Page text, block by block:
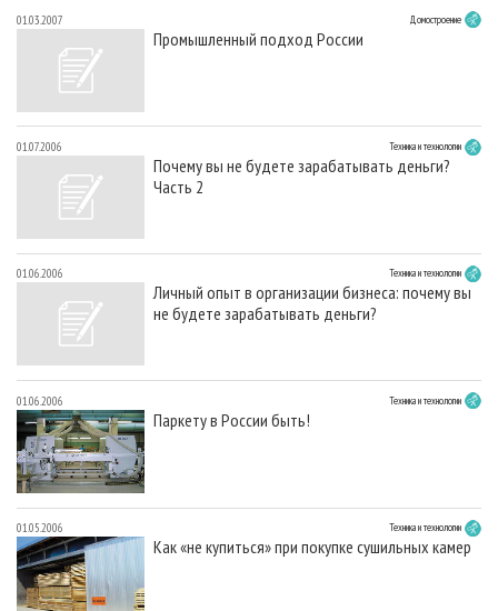
01.03.2007 Домостроение
Промышленный подход России
01.07.2006 Техника и технологии
Почему вы не будете зарабатывать деньги?
Часть 2
01.06.2006 Техника и технологии
Личный опыт в организации бизнеса: почему вы
не будете зарабатывать деньги?
01.06.2006 Техника и технологии
Паркету в России быть!
01.05.2006 Техника и технологии
Как «не купиться» при покупке сушильных камер